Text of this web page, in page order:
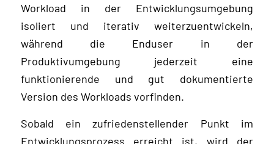
Workload in der Entwicklungsumgebung
isoliert und iterativ weiterzuentwickeln,
während die Enduser in der
Produktivumgebung jederzeit eine
funktionierende und gut dokumentierte
Version des Workloads vorfinden.
Sobald ein zufriedenstellender Punkt im
Entwicklungsprozess erreicht ist, wird der